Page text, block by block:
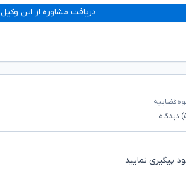
دریافت مشاوره از این وکیل
دیدگاه
پیگیری نمایید